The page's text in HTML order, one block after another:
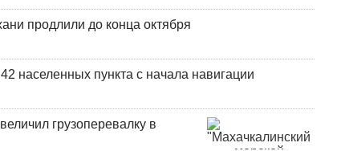
продлили до конца октября
населенных пункта с начала навигации
грузоперевалку в